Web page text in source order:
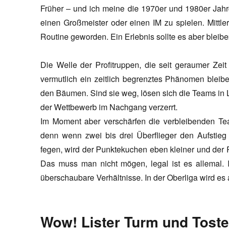
Früher – und ich meine die 1970er und 1980er
einen Großmeister oder einen IM zu spielen.
Routine geworden. Ein Erlebnis sollte es aber
Die Welle der Profitruppen, die seit geraumer
vermutlich ein zeitlich begrenztes Phänomen
den Bäumen. Sind sie weg, lösen sich die Teams
der Wettbewerb im Nachgang verzerrt.
Im Moment aber verschärfen die verbleibenden
denn wenn zwei bis drei Überflieger den
fegen, wird der Punktekuchen eben kleiner und
Das muss man nicht mögen, legal ist es
überschaubare Verhältnisse. In der Oberliga wird
Wow! Lister Turm und